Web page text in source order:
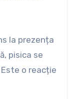
la prezența
pisica se
o reacție